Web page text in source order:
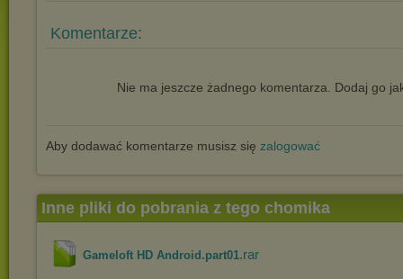
Komentarze:
Nie ma jeszcze żadnego komentarza. Dodaj go
Aby dodawać komentarze musisz się zalogować
Inne pliki do pobrania z tego chomika
Gameloft HD Android.part01.rar